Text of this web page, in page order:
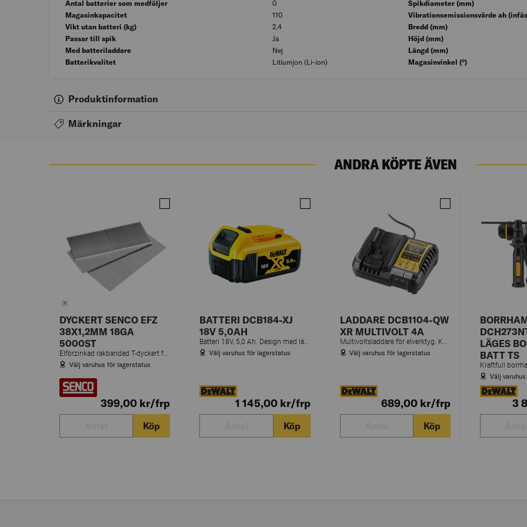
Antal batterier som medföljer
0
Antal batterier som medföljer: 0
Magasinkapacitet
110
Magasinkapacitet: 110
Vikt utan batteri (kg)
2,4
Vikt utan batteri (kg): 2,4
Passar till spik
Ja
Passar till spik: Ja
Med batteriladdare
Nej
Med batteriladdare: Nej
Batterikvalitet
Litiumjon (Li-ion) Batterikvalitet: Litiumjon (Li-ion)
Spikdiameter (mm)
Vibrationsemissionsvärde ah
Bredd (mm)
Höjd (mm)
Längd (mm)
Magasinvinkel (°)
Produktinformation
Märkningar
ANDRA KÖPTE ÄVEN
DYCKERT SENCO EFZ
38X1,2MM 18GA
5000ST
Välj varuhus för lagerstatus
399,00 kr/frp
Köp
Jämför DYCKERT SENCO EFZ 38X1,2MM 18GA 5000ST
BATTERI DCB184-XJ
18V 5,0AH
Välj varuhus för lagerstatus
1 145,00 kr/frp
Köp
Jämför BATTERI DCB184-XJ 18V 5,0AH
LADDARE DCB1104-QW
XR MULTIVOLT 4A
Välj varuhus för lagerstatus
689,00 kr/frp
Köp
Jämför LADDARE
LÄGES
BATT TS
Välj
3